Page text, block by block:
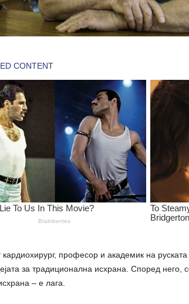
кардиохирург, професор и академик на pycката
за традиционална исхрана. Според него,
– е лага.